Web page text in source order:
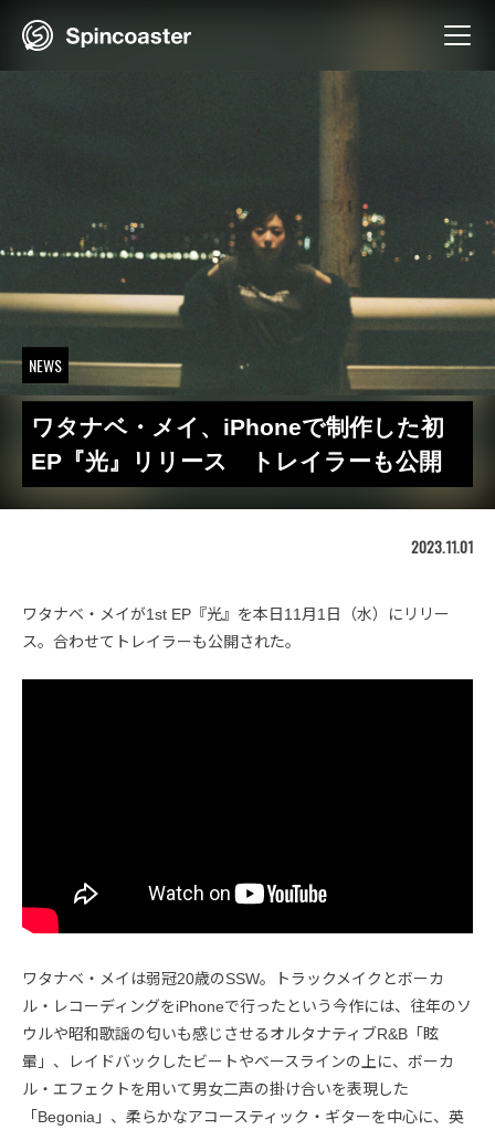
NEWS
ワタナベ・メイ、iPhoneで制作した初
EP『光』リリース トレイラーも公開
2023.11.01
ワタナベ・メイが1st EP『光』を本日11月1日（水）にリリー
ス。合わせてトレイラーも公開された。
ワタナベ・メイは弱冠20歳のSSW。トラックメイクとボーカ
ル・レコーディングをiPhoneで行ったという今作には、往年のソ
ウルや昭和歌謡の匂いも感じさせるオルタナティブR&B「眩
暈」、レイドバックしたビートやベースラインの上に、ボーカ
ル・エフェクトを用いて男女二声の掛け合いを表現した
「Begonia」、柔らかなアコースティック・ギターを中心に、英